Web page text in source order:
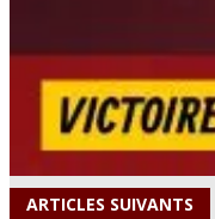
ARTICLES SUIVANTS